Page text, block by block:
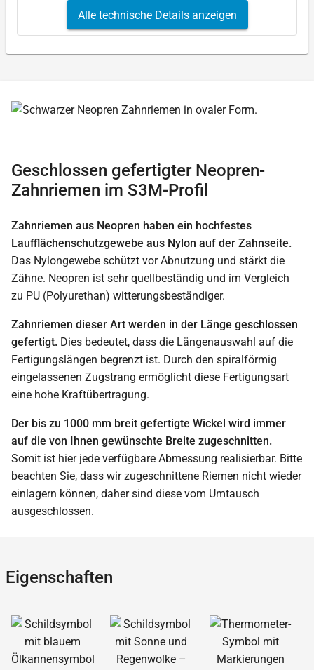
Alle technische Details anzeigen
Geschlossen gefertigter Neopren-
Zahnriemen im S3M-Profil
Zahnriemen aus Neopren haben ein hochfestes
Laufflächenschutzgewebe aus Nylon auf der Zahnseite.
Das Nylongewebe schützt vor Abnutzung und stärkt die
Zähne. Neopren ist sehr quellbeständig und im Vergleich
zu PU (Polyurethan) witterungsbeständiger.
Zahnriemen dieser Art werden in der Länge geschlossen
gefertigt. Dies bedeutet, dass die Längenauswahl auf die
Fertigungslängen begrenzt ist. Durch den spiralförmig
eingelassenen Zugstrang ermöglicht diese Fertigungsart
eine hohe Kraftübertragung.
Der bis zu 1000 mm breit gefertigte Wickel wird immer
auf die von Ihnen gewünschte Breite zugeschnitten.
Somit ist hier jede verfügbare Abmessung realisierbar. Bitte
beachten Sie, dass wir zugeschnittene Riemen nicht wieder
einlagern können, daher sind diese vom Umtausch
ausgeschlossen.
Eigenschaften